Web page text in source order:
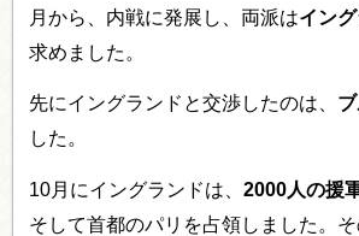
月から、内戦に発展し、両派はイン
求めました。
先にイングランドと交渉したのは、
した。
10月にイングランドは、2000人の援
そして首都のパリを占領しました。